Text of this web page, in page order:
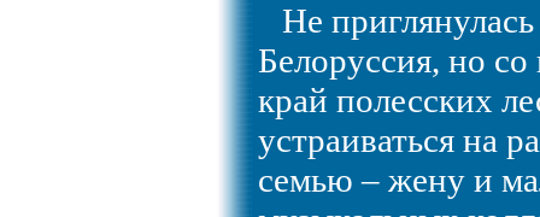
Не
Белоруссия, но
край полесских
устраиваться на
семью – жену и